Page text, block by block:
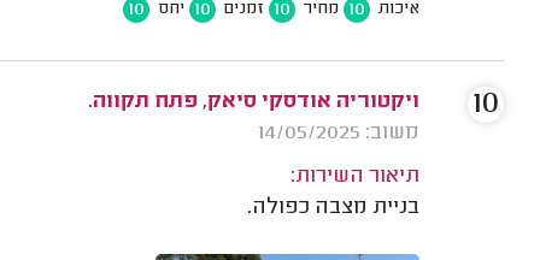
איכות 10 מחיר 10 זמנים 10 יחס 10
ויקטוריה אודסקי סיאק, פתח תקווה.
משוב: 14/05/2025
תיאור השירות:
בניית מצבה כפולה.
10